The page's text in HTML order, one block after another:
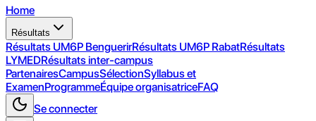
Home
Résultats
Résultats UM6P BenguerirRésultats UM6P RabatRésultats
LYMEDRésultats inter-campus
PartenairesCampusSélectionSyllabus et
ExamenProgrammeÉquipe organisatriceFAQ
Se connecter